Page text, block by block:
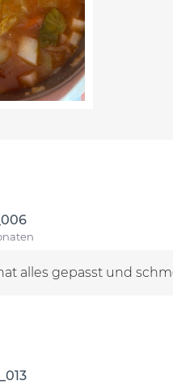
alles gepasst und